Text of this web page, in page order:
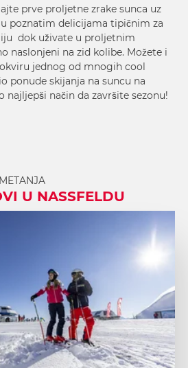
prve proljetne zrake sunca uz
poznatim delicijama tipičnim za
dok uživate u proljetnim
naslonjeni na zid kolibe. Možete i
jednog od mnogih cool
ponude skijanja na suncu na
najljepši način da završite sezonu!
U NASSFELDU